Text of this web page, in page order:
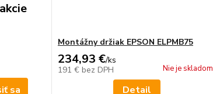
sa
Montážny držiak EPSON ELPMB75
234,93 €/ks
191 € bez DPH Nie je skladom
Detail